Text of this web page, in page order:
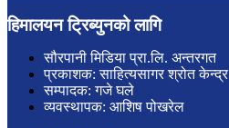
हिमालयन ट्रिब्युनको लागि
सौरपानी मिडिया प्रा.लि. अन्तरगत
प्रकाशक: साहित्यसागर श्रोत केन्द्र
सम्पादक: गजे घले
व्यवस्थापक: आशिष पोखरेल